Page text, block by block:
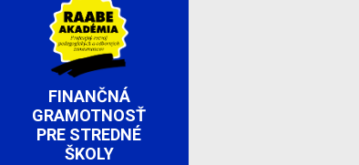
FINANČNÁ
GRAMOTNOSŤ
PRE STREDNÉ
ŠKOLY